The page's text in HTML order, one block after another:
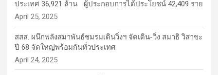
ประเทศ 36,921 ล้าน ผู้ประกอบการได้ประโยชน์ 42,409 ราย
April 25, 2025
สสส. ผนึกพลังสมาพันธ์ชมรมเดินวิ่งฯ จัดเดิน-วิ่ง สมาธิ วิสาขะ
ปี 68 จัดใหญ่พร้อมกันทั่วประเทศ
April 24, 2025